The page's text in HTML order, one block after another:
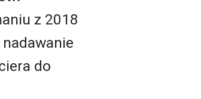
z 2018
do